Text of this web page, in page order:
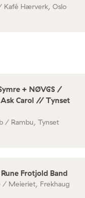
Kafé Hærverk, Oslo
+ NØVGS /
Carol // Tynset
/ Rambu, Tynset
Frotjold Band
/ Meieriet, Frekhaug